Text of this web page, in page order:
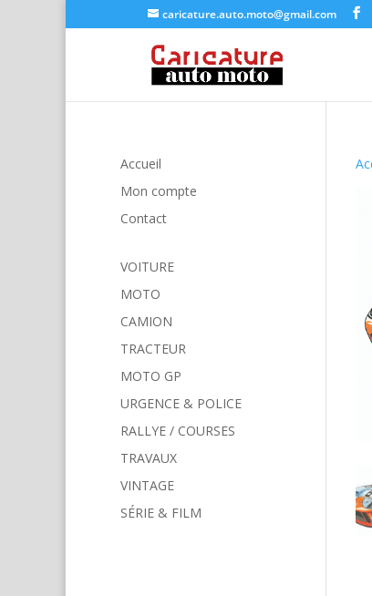
caricature.auto.moto@gmail.com
Accueil
Mon compte
Contact
VOITURE
MOTO
CAMION
TRACTEUR
MOTO GP
URGENCE & POLICE
RALLYE / COURSES
TRAVAUX
VINTAGE
SÉRIE & FILM